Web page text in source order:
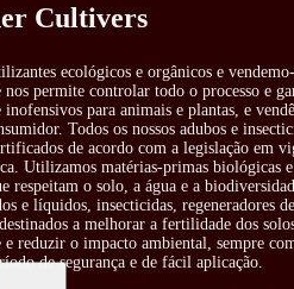
CULTIVOS Y
INTERIOR
Cultivers
ecológicos e orgânicos e
permite controlar todo o processo e
para animais e plantas, e
Todos os nossos adubos e
de acordo com a legislação em
Utilizamos matérias-primas biológicas e
respeitam o solo, a água e a
e líquidos, insecticidas, regeneradores
a melhorar a fertilidade dos
reduzir o impacto ambiental, sempre
de segurança e de fácil aplicação.